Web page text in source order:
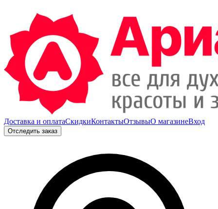
Доставка и оплатаСкидкиКонтактыОтзывыО магазинеВход
Отследить заказ